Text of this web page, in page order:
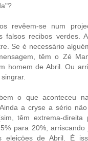
revêem-se num
falsos recibos verdes.
Se é necessário
têm o Zé
homem de Abril. Ou
o que aconteceu
a cryse a sério
têm extrema-
para 20%,
eleiçöes de Abril. É